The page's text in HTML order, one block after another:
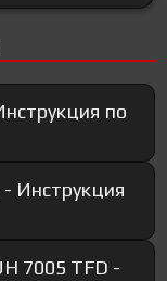
по
Инструкция
7005 TFD -